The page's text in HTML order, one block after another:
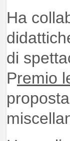
Ha
di
Premio